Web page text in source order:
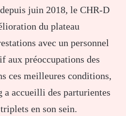
juin 2018, le CHR-D
du plateau
avec un personnel
aux préoccupations des
ces meilleures conditions,
a accueilli des parturientes
en son sein.